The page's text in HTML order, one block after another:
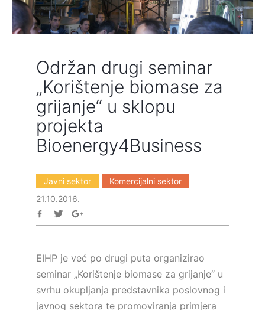
Održan drugi seminar
„Korištenje biomase za
grijanje“ u sklopu
projekta
Bioenergy4Business
Javni sektor
Komercijalni sektor
21.10.2016.
EIHP je već po drugi puta organizirao
seminar „Korištenje biomase za grijanje“ u
svrhu okupljanja predstavnika poslovnog i
javnog sektora te promoviranja primjera